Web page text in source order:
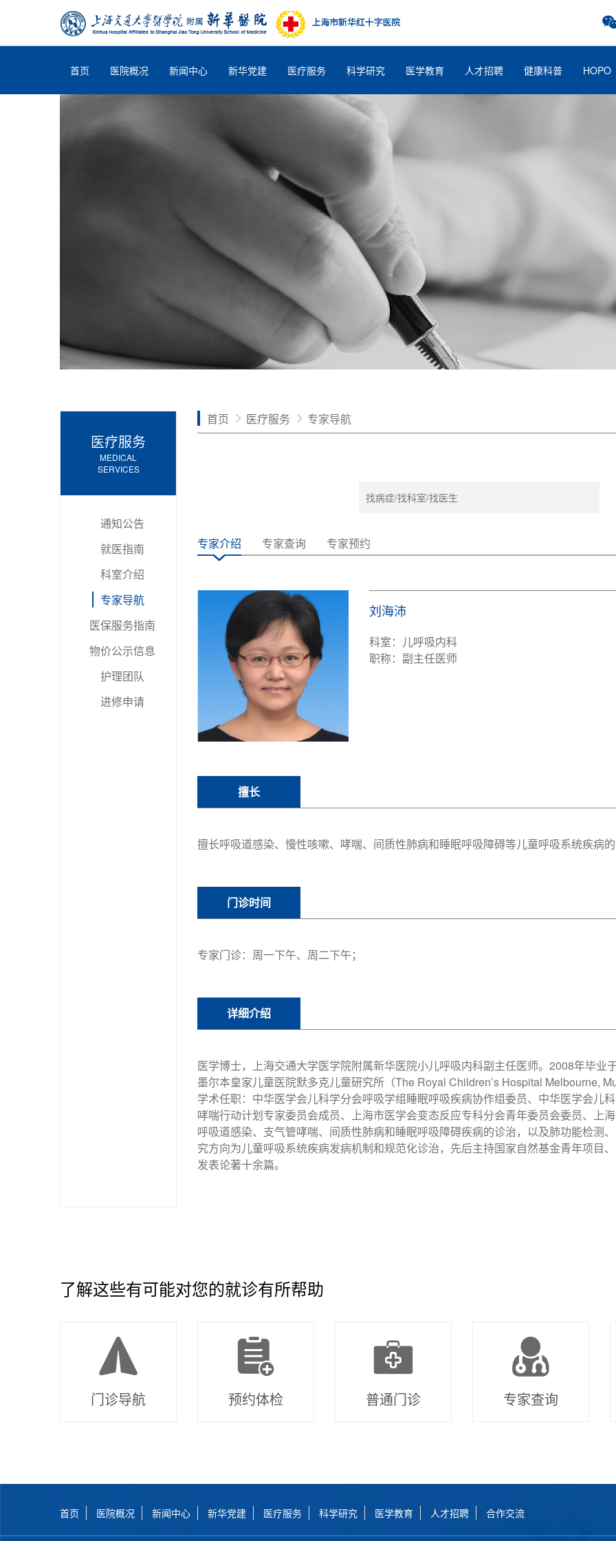
首页 医院概况 新闻中心 新华党建 医疗服务 科学研究 医学教育 人才招聘 健康科普 HOPO
医疗服务
MEDICAL
SERVICES
通知公告
就医指南
科室介绍
专家导航
医保服务指南
物价公示信息
护理团队
进修申请
首页 医疗服务 专家导航
专家介绍 专家查询 专家预约
刘海沛
科室：儿呼吸内科
职称：副主任医师
擅长
擅长呼吸道感染、慢性咳嗽、哮喘、间质性肺病和睡眠呼吸障碍等儿童呼吸系统疾病
门诊时间
专家门诊：周一下午、周二下午；
详细介绍
医学博士，上海交通大学医学院附属新华医院小儿呼吸内科副主任医师。2008年毕
墨尔本皇家儿童医院默多克儿童研究所（The Royal Children’s Hospital Melbourne,
学术任职：中华医学会儿科学分会呼吸学组睡眠呼吸疾病协作组委员、中华医学会儿
哮喘行动计划专家委员会成员、上海市医学会变态反应专科分会青年委员会委员、上
呼吸道感染、支气管哮喘、间质性肺病和睡眠呼吸障碍疾病的诊治，以及肺功能检测
究方向为儿童呼吸系统疾病发病机制和规范化诊治，先后主持国家自然基金青年项目
发表论著十余篇。
了解这些有可能对您的就诊有所帮助
门诊导航 预约体检 普通门诊 专家查询
首页 医院概况 新闻中心 新华党建 医疗服务 科学研究 医学教育 人才招聘 合作交流